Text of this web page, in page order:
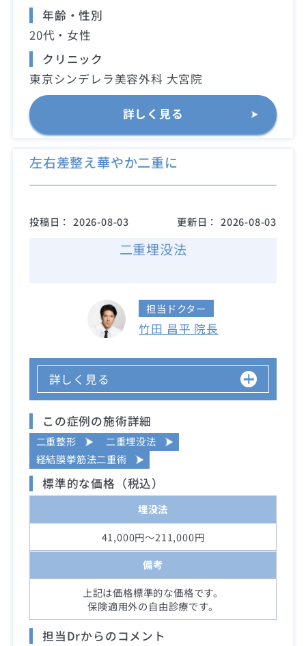
年齢・性別
20代・女性
クリニック
東京シンデレラ美容外科 大宮院
詳しく見る
左右差整え華やか二重に
投稿日： 2026-08-03 更新日： 2026-08-03
二重埋没法
担当ドクター
竹田 昌平 院長
詳しく見る
この症例の施術詳細
二重整形
二重埋没法
経結膜挙筋法二重術
標準的な価格（税込）
埋没法
41,000円～211,000円
備考
上記は価格標準的な価格です。
保険適用外の自由診療です。
担当Drからのコメント